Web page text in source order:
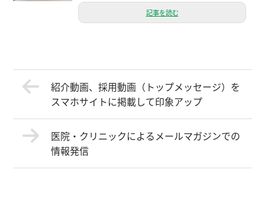
記事を読む
紹介動画、採用動画（トップメッセージ）を
スマホサイトに掲載して印象アップ
医院・クリニックによるメールマガジンでの
情報発信